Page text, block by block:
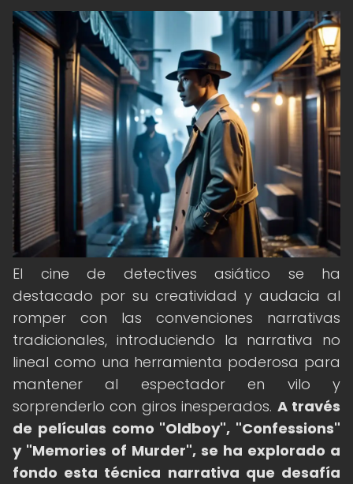
El cine de detectives asiático se ha
destacado por su creatividad y audacia al
romper con las convenciones narrativas
tradicionales, introduciendo la narrativa no
lineal como una herramienta poderosa para
mantener al espectador en vilo y
sorprenderlo con giros inesperados. A través
de películas como "Oldboy", "Confessions"
y "Memories of Murder", se ha explorado a
fondo esta técnica narrativa que desafía